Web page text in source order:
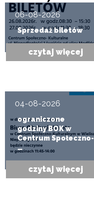
06-08-2026
Sprzedaż biletów
czytaj więcej
04-08-2026
ograniczone
godziny BOK w
Centrum Społeczno-
…
czytaj więcej